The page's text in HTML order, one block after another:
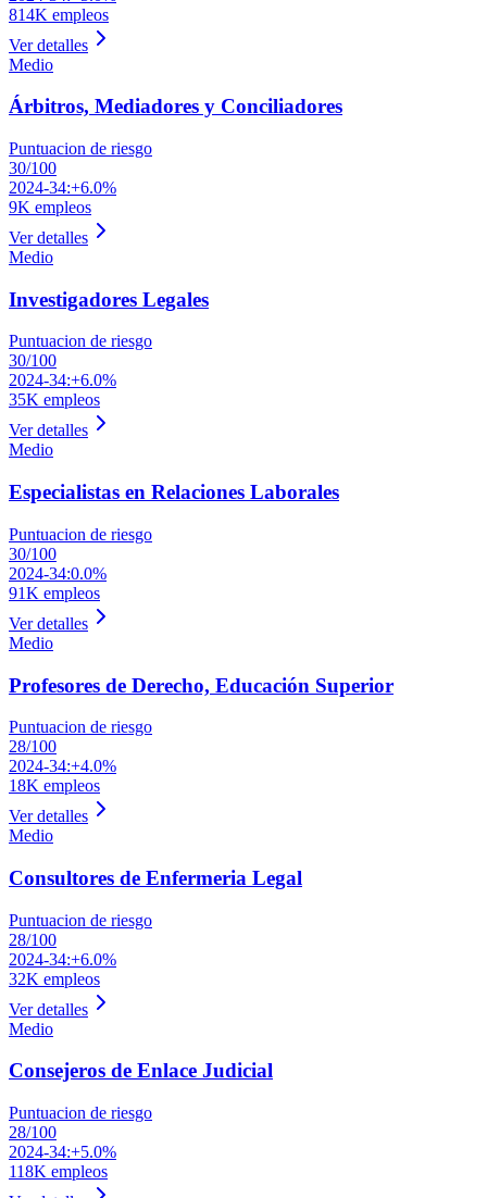
814K empleos
Ver detalles
Medio
Árbitros, Mediadores y Conciliadores
Puntuacion de riesgo
30/100
2024-34:+6.0%
9K empleos
Ver detalles
Medio
Investigadores Legales
Puntuacion de riesgo
30/100
2024-34:+6.0%
35K empleos
Ver detalles
Medio
Especialistas en Relaciones Laborales
Puntuacion de riesgo
30/100
2024-34:0.0%
91K empleos
Ver detalles
Medio
Profesores de Derecho, Educación Superior
Puntuacion de riesgo
28/100
2024-34:+4.0%
18K empleos
Ver detalles
Medio
Consultores de Enfermeria Legal
Puntuacion de riesgo
28/100
2024-34:+6.0%
32K empleos
Ver detalles
Medio
Consejeros de Enlace Judicial
Puntuacion de riesgo
28/100
2024-34:+5.0%
118K empleos